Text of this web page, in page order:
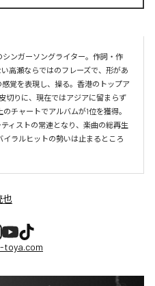
シンガーソングライター。作詞・作
高瀬ならではのフレーズで、形があ
覚を表現し、操る。香港のトップア
切りに、現在ではアジアに留まらず
チャートでアルバムが1位を獲得。
ィストの常連となり、楽曲の総再生
ラルヒットの勢いは止まるところ
也